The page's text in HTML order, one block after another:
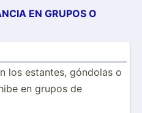
EN GRUPOS O
los estantes, góndolas o
en grupos de